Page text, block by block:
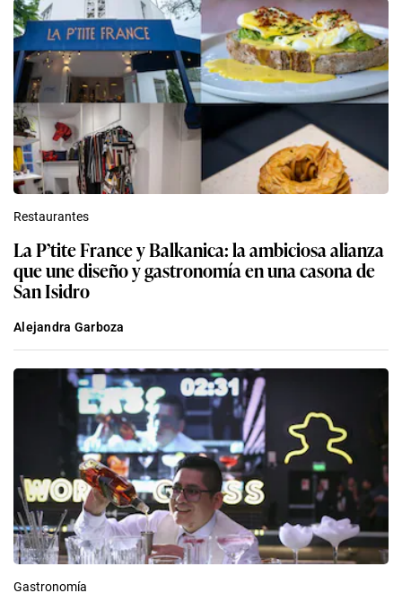
Restaurantes
La P’tite France y Balkanica: la ambiciosa alianza
que une diseño y gastronomía en una casona de
San Isidro
Alejandra Garboza
Gastronomía